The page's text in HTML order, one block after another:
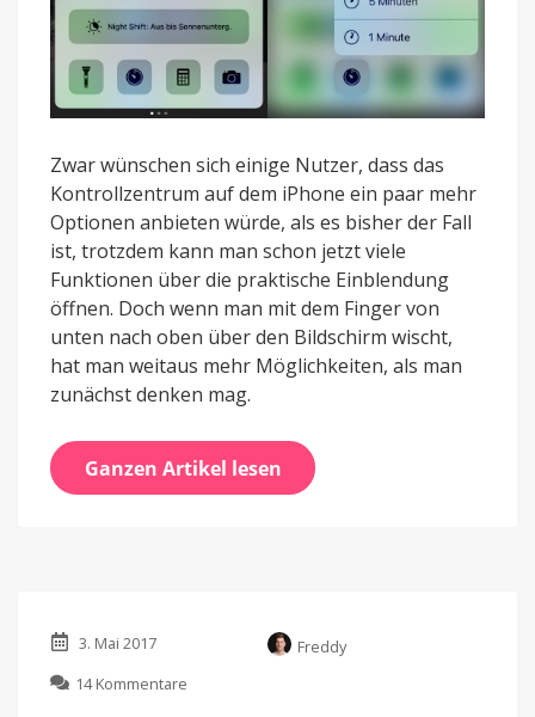
Zwar wünschen sich einige Nutzer, dass das
Kontrollzentrum auf dem iPhone ein paar mehr
Optionen anbieten würde, als es bisher der Fall
ist, trotzdem kann man schon jetzt viele
Funktionen über die praktische Einblendung
öffnen. Doch wenn man mit dem Finger von
unten nach oben über den Bildschirm wischt,
hat man weitaus mehr Möglichkeiten, als man
zunächst denken mag.
Ganzen Artikel lesen
3. Mai 2017
Freddy
14 Kommentare